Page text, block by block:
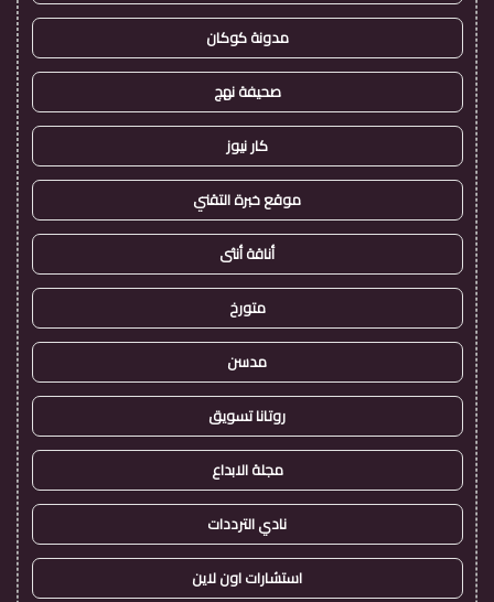
مدونة كوكان
صحيفة نهج
كار نيوز
موقع خبرة التقني
أناقة أنثى
متورخ
مدسن
روتانا تسويق
مجلة الابداع
نادي الترددات
استشارات اون لاين